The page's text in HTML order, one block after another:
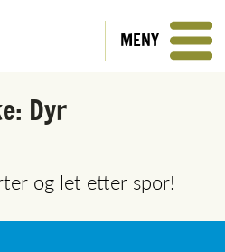
MENY
Dyr
og let etter spor!